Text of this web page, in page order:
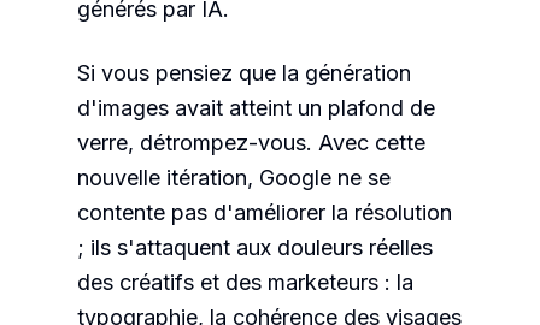
générés par IA.
Si vous pensiez que la génération
d'images avait atteint un plafond de
verre, détrompez-vous. Avec cette
nouvelle itération, Google ne se
contente pas d'améliorer la résolution
; ils s'attaquent aux douleurs réelles
des créatifs et des marketeurs : la
typographie, la cohérence des visages